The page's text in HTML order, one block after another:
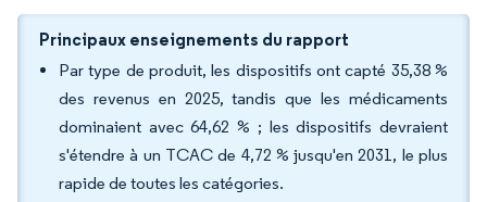
Principaux enseignements du rapport
Par type de produit, les dispositifs ont capté 35,38 %
des revenus en 2025, tandis que les médicaments
dominaient avec 64,62 % ; les dispositifs devraient
s'étendre à un TCAC de 4,72 % jusqu'en 2031, le plus
rapide de toutes les catégories.